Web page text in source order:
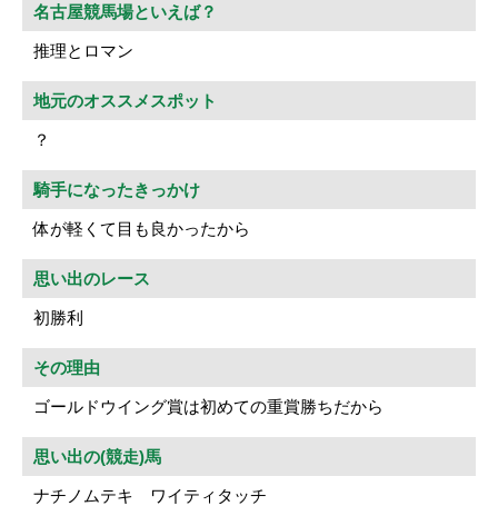
名古屋競馬場といえば？
推理とロマン
地元のオススメスポット
？
騎手になったきっかけ
体が軽くて目も良かったから
思い出のレース
初勝利
その理由
ゴールドウイング賞は初めての重賞勝ちだから
思い出の(競走)馬
ナチノムテキ ワイティタッチ